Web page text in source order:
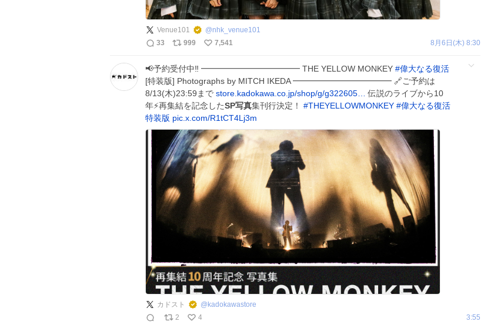
Venue101 @nhk_venue101
33
999 7,541 8月6日(木) 8:30
📢予約受付中‼️ ━━━━━━━━━━━━ THE YELLOW MONKEY #偉大なる復活
[特装版] Photographs by MITCH IKEDA ━━━━━━━━━━━━ 🔗ご予約は
8/13(木)23:59まで store.kadokawa.co.jp/shop/g/g322605…
伝説のライブから10
年⚡再集結を記念したSP写真集刊行決定！ #THEYELLOWMONKEY #偉大なる復活
特装版 pic.x.com/R1tCT4Lj3m
カドスト @ kadokawastore
2
4 3:55